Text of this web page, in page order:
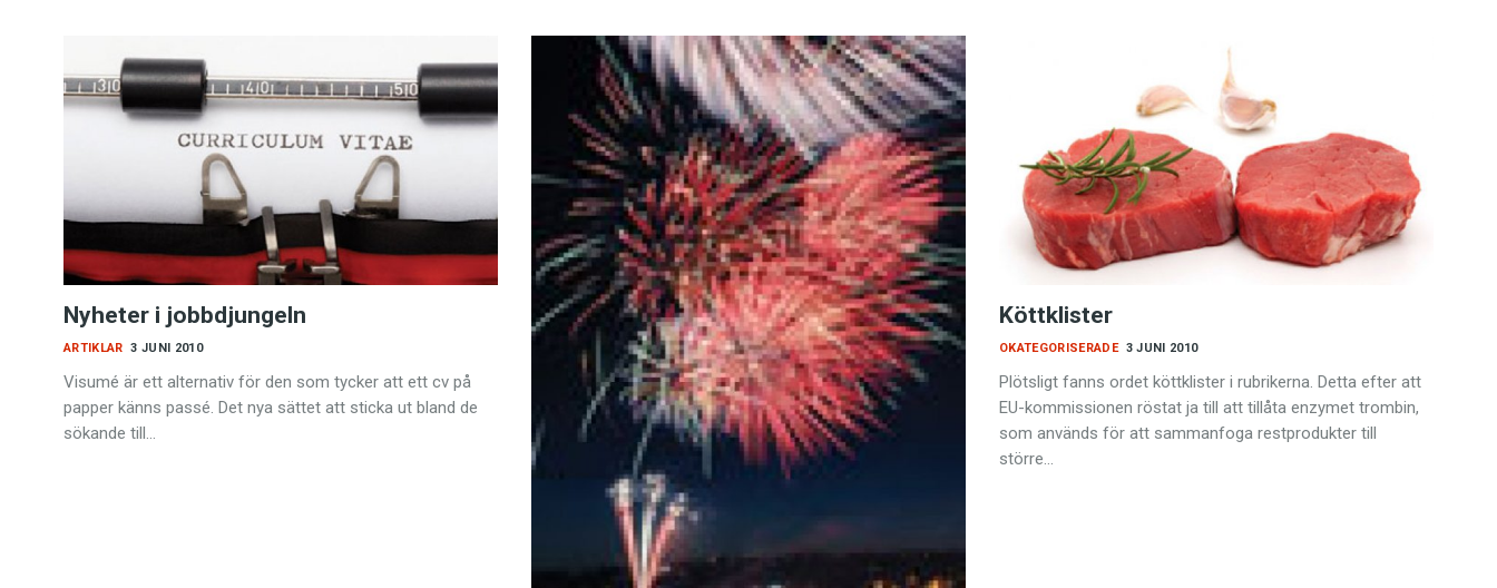
Nyheter i jobbdjungeln
3 JUNI 2010
ARTIKLAR
Visumé är ett alternativ för den som tycker att ett cv på
papper känns passé. Det nya sättet att sticka ut bland de
sökande till…
Köttklister
3 JUNI 2010
OKATEGORISERADE
Plötsligt fanns ordet köttklister i rubrikerna. Detta efter att
EU-kommissionen röstat ja till att tillåta enzymet trombin,
som används för att sammanfoga restprodukter till
större…